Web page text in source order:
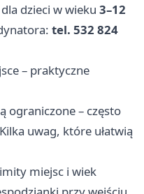
dzieci w wieku 3–12
tel. 532 824
– praktyczne
ograniczone – często
uwag, które ułatwią
miejsc i wiek